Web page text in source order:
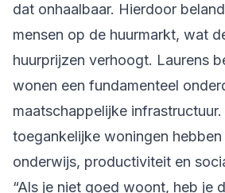
dat onhaalbaar. Hierdoor
mensen op de huurmarkt, wat
huurprijzen verhoogt. Laurens
wonen een fundamenteel
maatschappelijke
toegankelijke woningen
onderwijs, productiviteit en
“Als je niet goed woont, heb je